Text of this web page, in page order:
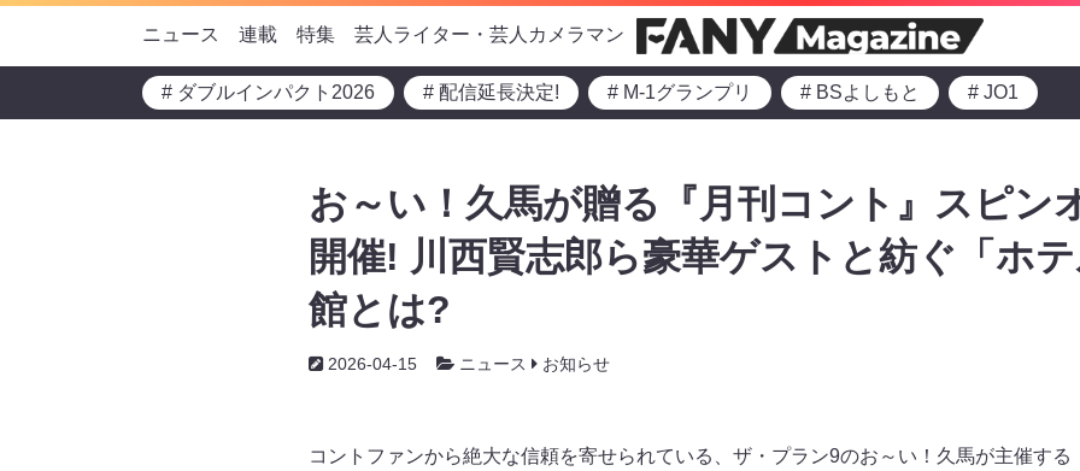
ニュース 連載 特集 芸人ライター・芸人カメラマン
# ダブルインパクト2026 # 配信延長決定! # M-1グランプリ # BSよしもと # JO1
お～い！久馬が贈る『月刊コント』スピン
開催! 川西賢志郎ら豪華ゲストと紡ぐ「ホ
館とは?
2026-04-15 ニュース お知らせ
コントファンから絶大な信頼を寄せられている、ザ・プラン9のお～い！久馬が主催す